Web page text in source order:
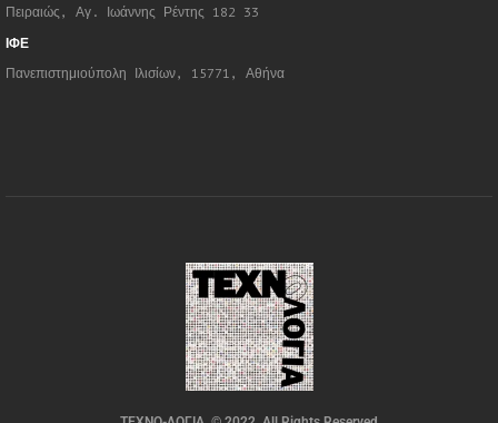
Πειραιώς, Αγ. Ιωάννης Ρέντης 182 33
ΙΦΕ
Πανεπιστημιούπολη Ιλισίων, 15771, Αθήνα